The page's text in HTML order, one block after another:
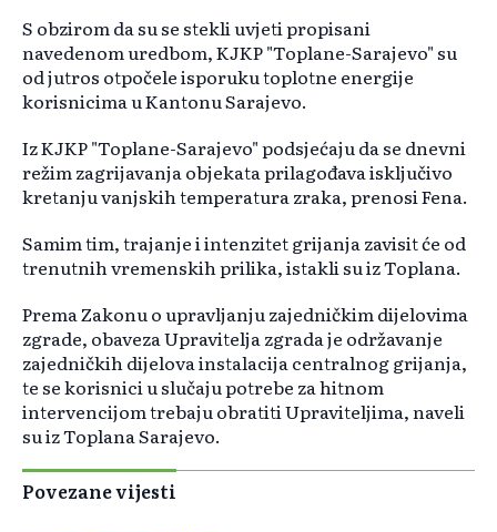
S obzirom da su se stekli uvjeti propisani
navedenom uredbom, KJKP "Toplane-Sarajevo" su
od jutros otpočele isporuku toplotne energije
korisnicima u Kantonu Sarajevo.
Iz KJKP "Toplane-Sarajevo" podsjećaju da se dnevni
režim zagrijavanja objekata prilagođava isključivo
kretanju vanjskih temperatura zraka, prenosi Fena.
Samim tim, trajanje i intenzitet grijanja zavisit će od
trenutnih vremenskih prilika, istakli su iz Toplana.
Prema Zakonu o upravljanju zajedničkim dijelovima
zgrade, obaveza Upravitelja zgrada je održavanje
zajedničkih dijelova instalacija centralnog grijanja,
te se korisnici u slučaju potrebe za hitnom
intervencijom trebaju obratiti Upraviteljima, naveli
su iz Toplana Sarajevo.
Povezane vijesti